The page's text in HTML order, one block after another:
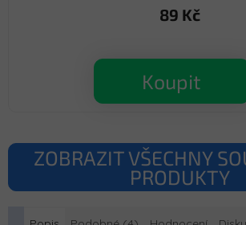
89 Kč
Koupit
ZOBRAZIT VŠECHNY
PRODUKTY